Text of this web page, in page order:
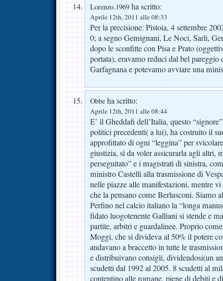
Lorenzo.1969 ha scritto:
Aprile 12th, 2011 alle 08:33
Per la precisione: Pistoia, 4 settembre
0; a segno Gemignani, Le Noci, Sarli,
dopo le sconfitte con Pisa e Prato
portata), eravamo reduci dal bel pareggio
Garfagnana e potevamo avviare una
Obbe ha scritto:
Aprile 12th, 2011 alle 08:44
E’ il Gheddafi dell’Italia, questo
politici precedenti( a lui), ha costruito il
approfittato di ogni “leggina” per
giustizia, sì da voler assicurarla agli altri,
perseguitato” e i magistrati di sinistra,
ministro Castelli alla trasmissione di
nelle piazze alle manifestazioni, mentre
che la pensano come Berlusconi. Siamo
Perfino nel calcio italiano la “longa
fidato luogotenente Galliani si stende e
partite, arbitri e guardalinee. Proprio
Moggi, che si divideva al 50% il potere
andavano a braccetto in tutte le
e distribuivano consigli, dividendosi(un
scudetti dal 1992 al 2005. 8 scudetti al
contentino alle romane, piene di debiti e